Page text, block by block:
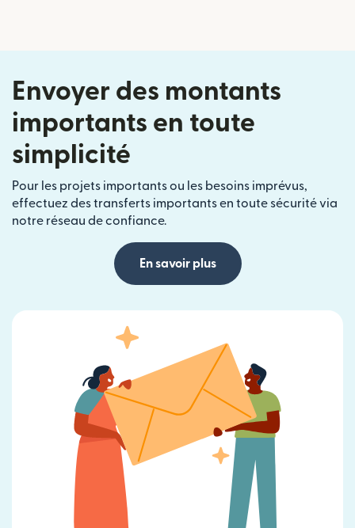
Envoyer des montants
importants en toute
simplicité
Pour les projets importants ou les besoins imprévus,
effectuez des transferts importants en toute sécurité via
notre réseau de confiance.
En savoir plus